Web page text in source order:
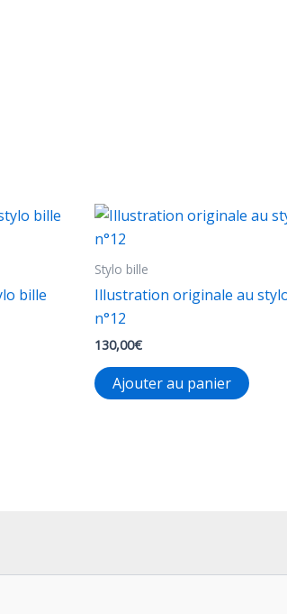
bille
Stylo bille
Illustration originale au
n°12
130,00€
Ajouter au panier